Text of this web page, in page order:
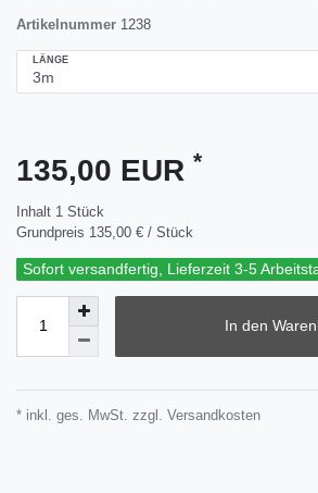
Artikelnummer 1238
LÄNGE
135,00 EUR *
Inhalt 1 Stück
Grundpreis 135,00 € / Stück
Sofort versandfertig, Lieferzeit 3-5
In den
* inkl. ges. MwSt. zzgl. Versandkosten